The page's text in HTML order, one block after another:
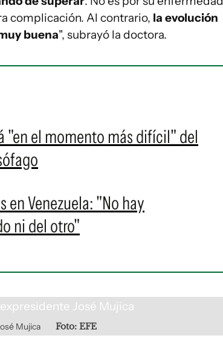
complicación. Al contrario, la evolución
buena", subrayó la doctora.
"en el momento más difícil" del
en Venezuela: "No hay
ni del otro"
Mujica Foto: EFE